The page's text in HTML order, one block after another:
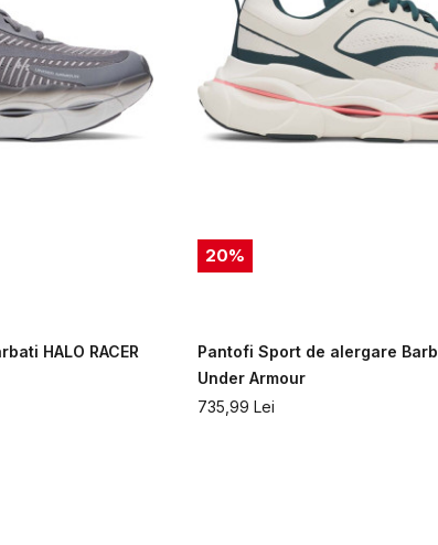
HALO RACER
20%
Pantofi Sport de alergare
Under Armour
735,99 Lei